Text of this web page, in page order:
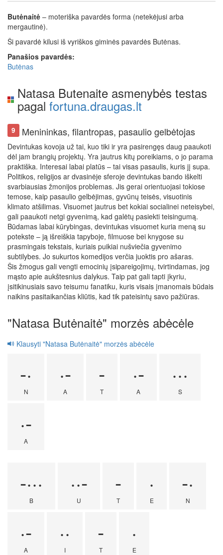
Butėnaitė – moteriška pavardės forma (netekėjusi arba
mergautinė).
Ši pavardė kilusi iš vyriškos giminės pavardės Butėnas.
Panašios pavardės:
Butėnas
Natasa Butenaite asmenybės testas
pagal fortuna.draugas.lt
9 Menininkas, filantropas, pasaulio gelbėtojas
Devintukas kovoja už tai, kuo tiki ir yra pasirengęs daug paaukoti
dėl jam brangių projektų. Yra jautrus kitų poreikiams, o jo parama
praktiška. Interesai labai platūs – tai visas pasaulis, kuris jį supa.
Politikos, religijos ar dvasinėje sferoje devintukas bando iškelti
svarbiausias žmonijos problemas. Jis gerai orientuojasi tokiose
temose, kaip pasaulio gelbėjimas, gyvūnų teisės, visuotinis
klimato atšilimas. Visuomet jautrus bet kokiai socialinei neteisybei,
gali paaukoti netgi gyvenimą, kad galėtų pasiekti teisingumą.
Būdamas labai kūrybingas, devintukas visuomet kuria meną su
potekste – ją išreiškia tapyboje, filmuose bei knygose su
prasmingais tekstais, kuriais puikiai nušviečia gyvenimo
subtilybes. Jo sukurtos komedijos verčia juoktis pro ašaras.
Šis žmogus gali vengti emocinių įsipareigojimų, tvirtindamas, jog
mąsto apie aukštesnius dalykus. Taip pat gali tapti įkyriu,
įsitikinusiais savo teisumu fanatiku, kuris visais įmanomais būdais
naikins pasitaikančias kliūtis, kad tik pateisintų savo pažiūras.
"Natasa Butėnaitė" morzės abėcėle
Klausyti "Natasa Butėnaitė" morzės abėcėle
-·
N
·-
A
-
T
·-
A
···
S
·-
A
-···
B
··-
U
-
T
·
E
-·
N
·-
A
··
I
-
T
·
E